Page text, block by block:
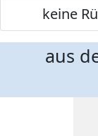
keine
aus